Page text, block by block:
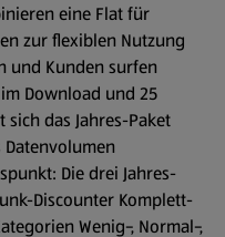
eine Flat für
zur flexiblen Nutzung
und Kunden surfen
Download und 25
sich das Jahres-Paket
Die drei Jahres-
Discounter Komplett-
Wenig-, Normal-,